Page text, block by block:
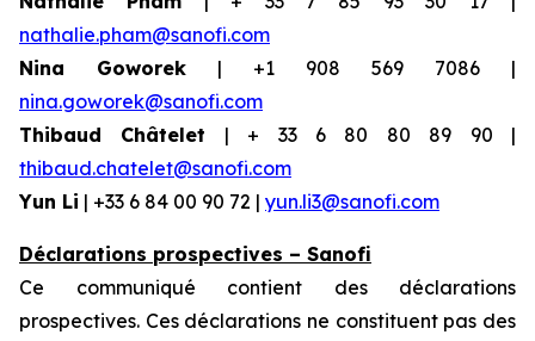
nathalie.pham@sanofi.com
Nina Goworek | +1 908 569 7086 |
nina.goworek@sanofi.com
Thibaud Châtelet | + 33 6 80 80 89 90 |
thibaud.chatelet@sanofi.com
Yun Li | +33 6 84 00 90 72 | yun.li3@sanofi.com
Déclarations prospectives – Sanofi
Ce communiqué contient des déclarations
prospectives. Ces déclarations ne constituent pas des